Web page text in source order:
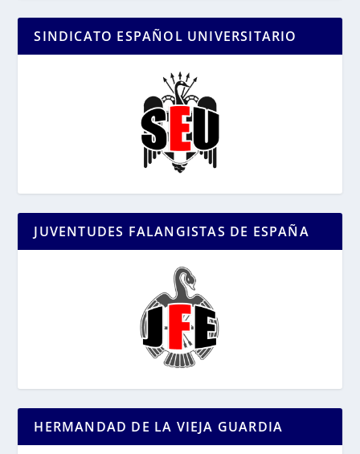
SINDICATO ESPAÑOL UNIVERSITARIO
JUVENTUDES FALANGISTAS DE ESPAÑA
HERMANDAD DE LA VIEJA GUARDIA